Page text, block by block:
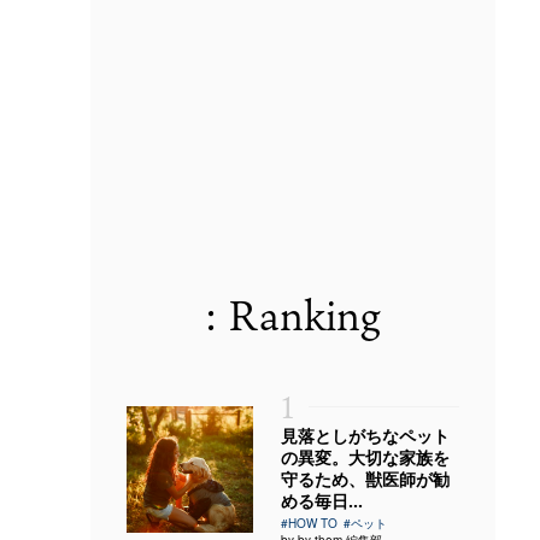
: Ranking
1
見落としがちなペット
の異変。大切な家族を
守るため、獣医師が勧
める毎日...
#HOW TO #ペット